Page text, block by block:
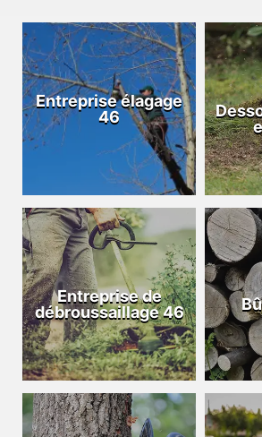
Entreprise élagage
46
Entreprise de
débroussaillage 46